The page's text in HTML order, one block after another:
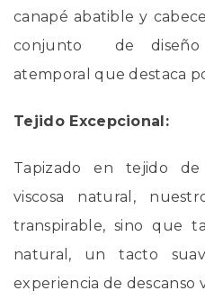
canapé abatible y
conjunto de diseño
atemporal que destaca
Tejido Excepcional:
Tapizado en tejido de
viscosa natural,
transpirable, sino que
natural, un tacto
experiencia de descanso